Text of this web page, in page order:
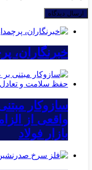
خبرنگاران،
سازوکار
واقعی از
بازار فولاد